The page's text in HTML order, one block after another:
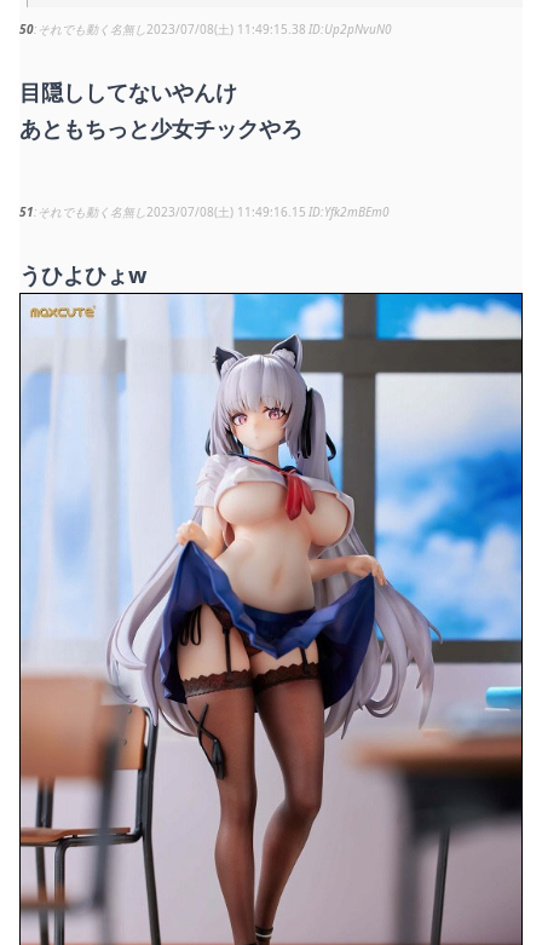
50 それでも動く名無し2023/07/08(土) 11:49:15.38 Up2pNvuN0
目隠ししてないやんけ
あともちっと少女チックやろ
51 それでも動く名無し2023/07/08(土) 11:49:16.15 Yfk2mBEm0
うひよひょw